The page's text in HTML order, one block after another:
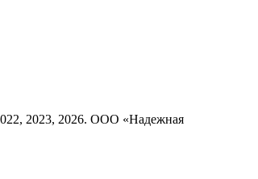
2023, 2026. ООО «Надежная